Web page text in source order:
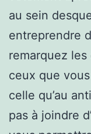
au sein
entreprendre
remarquez
ceux que
celle qu’au
pas à joindre